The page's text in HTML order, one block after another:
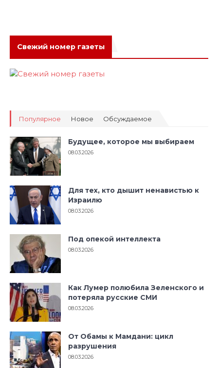
Свежий номер газеты
Популярное Новое Обсуждаемое
Будущее, которое мы выбираем
08.03.2026
Для тех, кто дышит ненавистью к
Израилю
08.03.2026
Под опекой интеллекта
08.03.2026
Как Лумер полюбила Зеленского и
потеряла русские СМИ
08.03.2026
От Обамы к Мамдани: цикл
разрушения
08.03.2026